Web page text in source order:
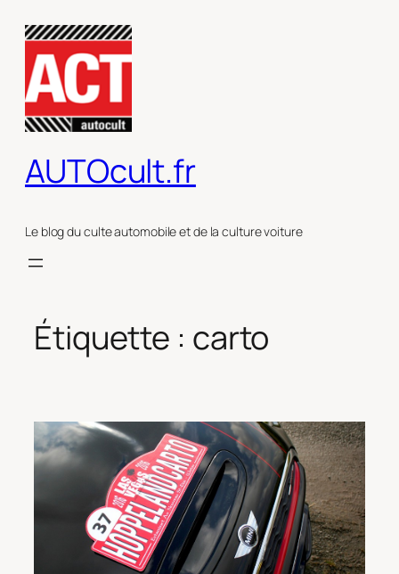
contenu
AUTOcult.fr
Le blog du culte automobile et de la culture voiture
Étiquette : carto